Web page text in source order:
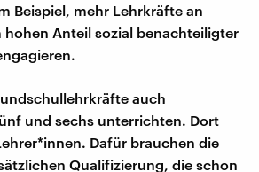
Beispiel, mehr Lehrkräfte an
hohen Anteil sozial benachteiligter
auch
und sechs unterrichten. Dort
Dafür brauchen die
Qualifizierung, die schon